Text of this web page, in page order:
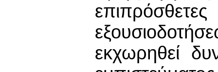
εκχωρηθεί